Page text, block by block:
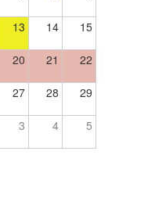
13 14 15
20 21 22
27 28 29
3 4 5